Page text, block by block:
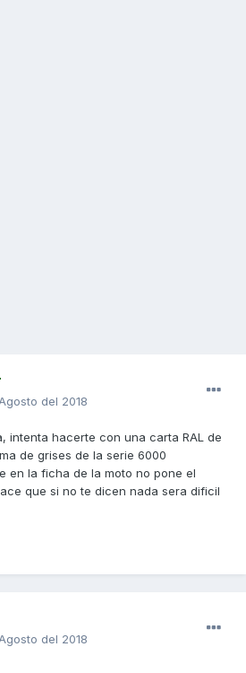
del 2018
intenta hacerte con una carta RAL de
de grises de la serie 6000
en la ficha de la moto no pone el
que si no te dicen nada sera dificil
del 2018